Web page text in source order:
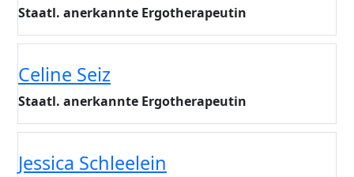
Staatl. anerkannte Ergotherapeutin
Celine Seiz
Staatl. anerkannte Ergotherapeutin
Jessica Schleelein